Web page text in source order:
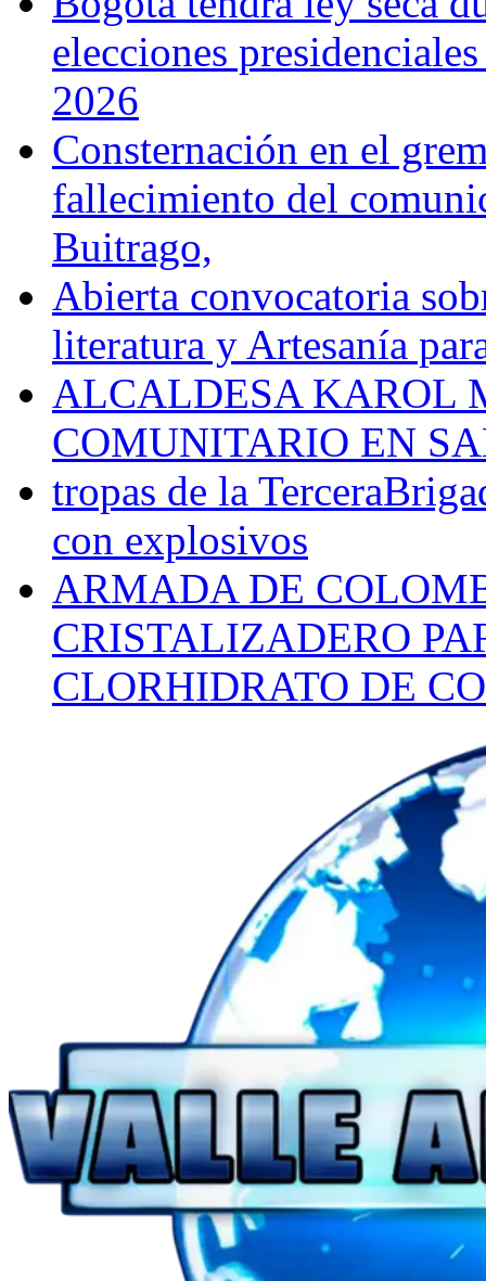
elecciones
2026
Consternación en el
fallecimiento del
Buitrago,
Abierta convocatoria
literatura y Artesanía
ALCALDESA KAROL
COMUNITARIO EN
tropas de la
con explosivos
ARMADA DE
CRISTALIZADERO
CLORHIDRATO DE